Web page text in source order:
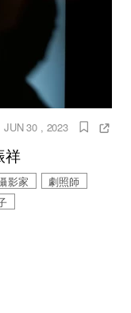
JUN 30 , 2023
祥
影家
劇照師